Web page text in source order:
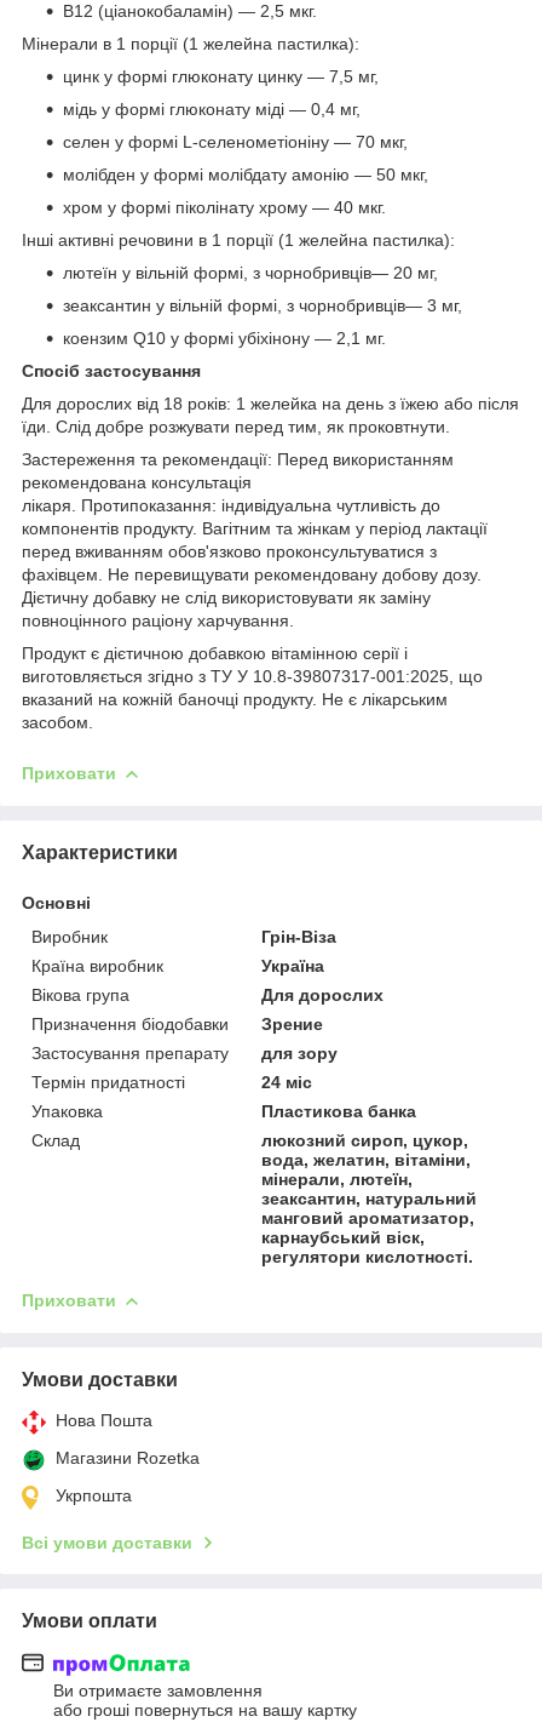
B12 (ціанокобаламін) — 2,5 мкг.
Мінерали в 1 порції (1 желейна пастилка):
цинк у формі глюконату цинку — 7,5 мг,
мідь у формі глюконату міді — 0,4 мг,
селен у формі L-селенометіоніну — 70 мкг,
молібден у формі молібдату амонію — 50 мкг,
хром у формі піколінату хрому — 40 мкг.
Інші активні речовини в 1 порції (1 желейна пастилка):
лютеїн у вільній формі, з чорнобривців— 20 мг,
зеаксантин у вільній формі, з чорнобривців— 3 мг,
коензим Q10 у формі убіхінону — 2,1 мг.
Спосіб застосування
Для дорослих від 18 років: 1 желейка на день з їжею або після
їди. Слід добре розжувати перед тим, як проковтнути.
Застереження та рекомендації: Перед використанням
рекомендована консультація
лікаря. Протипоказання: індивідуальна чутливість до
компонентів продукту. Вагітним та жінкам у період лактації
перед вживанням обов'язково проконсультуватися з
фахівцем. Не перевищувати рекомендовану добову дозу.
Дієтичну добавку не слід використовувати як заміну
повноцінного раціону харчування.
Продукт є дієтичною добавкою вітамінною серії і
виготовляється згідно з ТУ У 10.8-39807317-001:2025, що
вказаний на кожній баночці продукту. Не є лікарським
засобом.
Приховати
Характеристики
Основні
Виробник
Грін-Віза
Країна виробник
Україна
Вікова група
Для дорослих
Призначення біодобавки
Зрение
Застосування препарату
для зору
Термін придатності
24 міс
Упаковка
Пластикова банка
Склад
люкозний сироп, цукор,
вода, желатин, вітаміни,
мінерали, лютеїн,
зеаксантин, натуральний
манговий ароматизатор,
карнаубський віск,
регулятори кислотності.
Приховати
Умови доставки
Нова Пошта
Магазини Rozetka
Укрпошта
Всі умови доставки
Умови оплати
Ви отримаєте замовлення
або гроші повернуться на вашу картку